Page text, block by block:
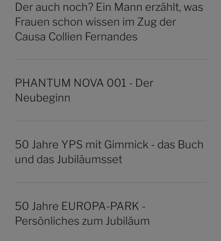
Der auch noch? Ein Mann erzählt, was
Frauen schon wissen im Zug der
Causa Collien Fernandes
PHANTUM NOVA 001 - Der
Neubeginn
50 Jahre YPS mit Gimmick - das Buch
und das Jubiläumsset
50 Jahre EUROPA-PARK -
Persönliches zum Jubiläum